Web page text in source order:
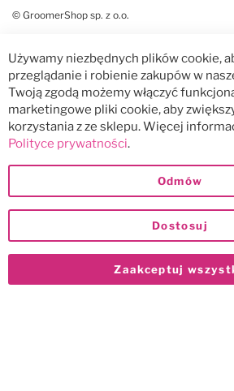
© GroomerShop sp. z o.o.
Używamy niezbędnych plików cookie,
przeglądanie i robienie zakupów w
Twoją zgodą możemy włączyć
marketingowe pliki cookie, aby
korzystania z ze sklepu. Więcej
Polityce prywatności.
Zaakceptuj
Dostosuj
Odmów